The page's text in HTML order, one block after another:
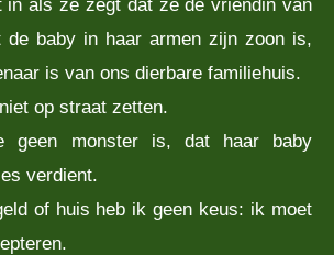
de baby in haar armen zijn zoon is,
is van ons dierbare familiehuis.
op straat zetten.
geen monster is, dat haar baby
verdient.
of huis heb ik geen keus: ik moet